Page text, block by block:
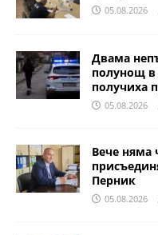
05.08.2026
Двама
полунощ в
получиха
05.08.2026
Вече няма
Перник
05.08.2026